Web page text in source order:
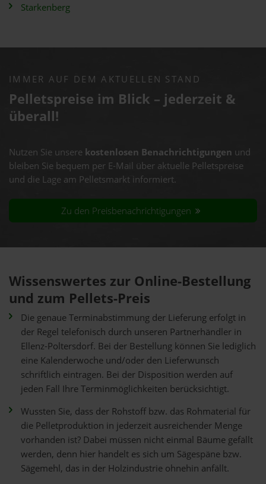
Starkenberg
IMMER AUF DEM AKTUELLEN STAND
Pelletspreise im Blick – jederzeit &
überall!
Nutzen Sie unsere kostenlosen Benachrichtigungen und
bleiben Sie bequem per E-Mail über aktuelle Pelletspreise
und die Lage am Pelletsmarkt informiert.
Zu den Preisbenachrichtigungen
Wissenswertes zur Online-Bestellung
und zum Pellets-Preis
Die genaue Terminabstimmung der Lieferung erfolgt in
der Regel telefonisch durch unseren Partnerhändler in
Ellenz-Poltersdorf. Bei der Bestellung können Sie lediglich
eine Kalenderwoche und/oder den Lieferwunsch
schriftlich eintragen. Bei der Disposition werden auf
jeden Fall Ihre Terminmöglichkeiten berücksichtigt.
Wussten Sie, dass der Rohstoff bzw. das Rohmaterial für
die Pelletproduktion in jederzeit ausreichender Menge
vorhanden ist? Dabei müssen nicht einmal Bäume gefällt
werden, denn hier handelt es sich um Sägespäne bzw.
Sägemehl, das in der Holzindustrie ohnehin anfällt.